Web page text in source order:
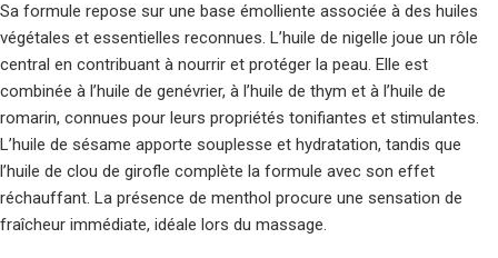
Sa formule repose sur une base émolliente associée à des huiles
végétales et essentielles reconnues. L’huile de nigelle joue un rôle
central en contribuant à nourrir et protéger la peau. Elle est
combinée à l’huile de genévrier, à l’huile de thym et à l’huile de
romarin, connues pour leurs propriétés tonifiantes et stimulantes.
L’huile de sésame apporte souplesse et hydratation, tandis que
l’huile de clou de girofle complète la formule avec son effet
réchauffant. La présence de menthol procure une sensation de
fraîcheur immédiate, idéale lors du massage.